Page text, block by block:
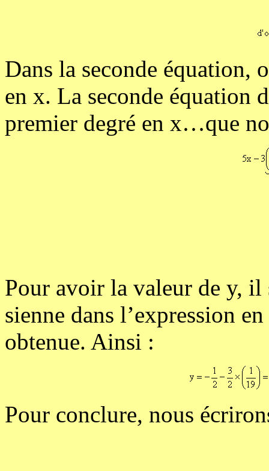
Dans la seconde équation,
en x. La seconde équation
premier degré en x…que
Pour avoir la valeur de y,
sienne dans l’expression
obtenue. Ainsi :
Pour conclure, nous